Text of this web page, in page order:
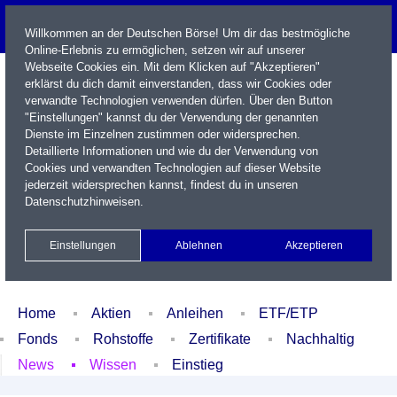
Name / WKN / ISIN / Kürzel
Xetra Realtime
Watchlist Portfolio Login
Home Aktien Anleihen
ETF/ETP
Fonds
Rohstoffe Zertifikate
Nachhaltig
News
Wissen Einstieg
Willkommen an der Deutschen Börse! Um dir das bestmögliche
Online-Erlebnis zu ermöglichen, setzen wir auf unserer
Webseite Cookies ein. Mit dem Klicken auf "Akzeptieren"
erklärst du dich damit einverstanden, dass wir Cookies oder
verwandte Technologien verwenden dürfen. Über den Button
"Einstellungen" kannst du der Verwendung der genannten
Dienste im Einzelnen zustimmen oder widersprechen.
Detaillierte Informationen und wie du der Verwendung von
Cookies und verwandten Technologien auf dieser Website
jederzeit widersprechen kannst, findest du in unseren
Datenschutzhinweisen.
Einstellungen Ablehnen Akzeptieren